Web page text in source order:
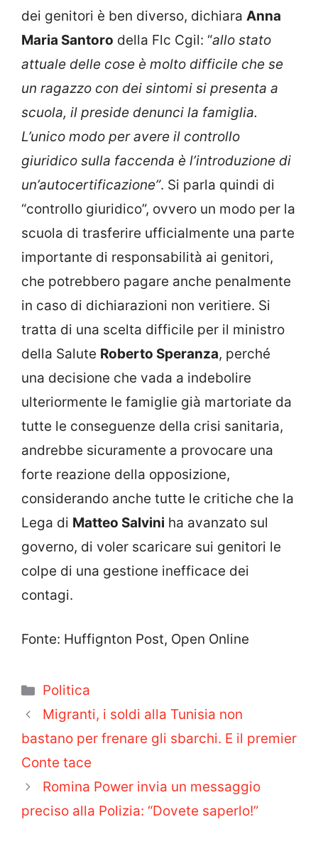
dei genitori è ben diverso, dichiara Anna
Maria Santoro della Flc Cgil: “allo stato
attuale delle cose è molto difficile che se
un ragazzo con dei sintomi si presenta a
scuola, il preside denunci la famiglia.
L’unico modo per avere il controllo
giuridico sulla faccenda è l’introduzione di
un’autocertificazione”. Si parla quindi di
“controllo giuridico”, ovvero un modo per la
scuola di trasferire ufficialmente una parte
importante di responsabilità ai genitori,
che potrebbero pagare anche penalmente
in caso di dichiarazioni non veritiere. Si
tratta di una scelta difficile per il ministro
della Salute Roberto Speranza, perché
una decisione che vada a indebolire
ulteriormente le famiglie già martoriate da
tutte le conseguenze della crisi sanitaria,
andrebbe sicuramente a provocare una
forte reazione della opposizione,
considerando anche tutte le critiche che la
Lega di Matteo Salvini ha avanzato sul
governo, di voler scaricare sui genitori le
colpe di una gestione inefficace dei
contagi.
Fonte: Huffignton Post, Open Online
Categorie
Politica
Migranti, i soldi alla Tunisia non
bastano per frenare gli sbarchi. E il premier
Conte tace
Romina Power invia un messaggio
preciso alla Polizia: “Dovete saperlo!”